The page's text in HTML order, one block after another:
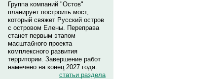
Группа компаний "Остов"
планирует построить мост,
который свяжет Русский остров
с островом Елены. Переправа
станет первым этапом
масштабного проекта
комплексного развития
территории. Завершение работ
намечено на конец 2027 года.
статьи раздела